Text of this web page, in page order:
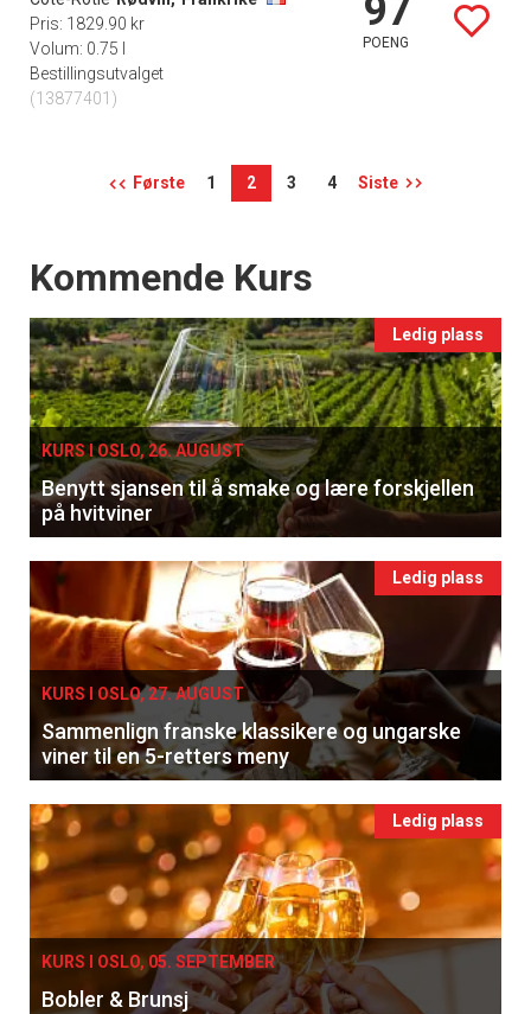
Pris: 1829.90 kr
Volum: 0.75 l
Bestillingsutvalget
(13877401)
97
POENG
Første 1 2 3 4 Siste
Events
Kommende Kurs
Ledig plass
KURS I OSLO, 26. AUGUST
Benytt sjansen til å smake og lære forskjellen
på hvitviner
Ledig plass
KURS I OSLO, 27. AUGUST
Sammenlign franske klassikere og ungarske
viner til en 5-retters meny
Ledig plass
KURS I OSLO, 05. SEPTEMBER
Bobler & Brunsj